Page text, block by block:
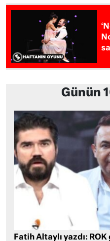
Günün
Fatih Altaylı yazdı: